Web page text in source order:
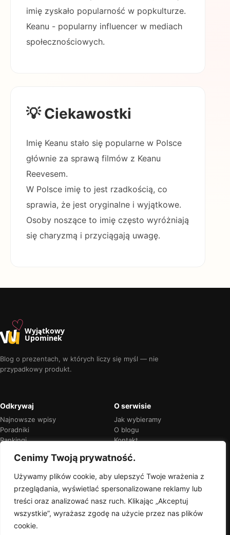
Cenimy Twoją prywatność.
Używamy plików cookie, aby ulepszyć Twoje wrażenia z
przeglądania, wyświetlać spersonalizowane reklamy lub
treści oraz analizować nasz ruch. Klikając „Akceptuj
wszystkie”, wyrażasz zgodę na użycie przez nas plików
cookie.
imię zyskało popularność w popkulturze.
Keanu - popularny influencer w mediach
społecznościowych.
💡 Ciekawostki
Imię Keanu stało się popularne w Polsce
głównie za sprawą filmów z Keanu
Reevesem.
W Polsce imię to jest rzadkością, co
sprawia, że jest oryginalne i wyjątkowe.
Osoby noszące to imię często wyróżniają
się charyzmą i przyciągają uwagę.
u♡Wyjątkowy
Upominek
Blog o prezentach, w których liczy się myśl — nie
przypadkowy produkt.
Odkrywaj
Najnowsze wpisy
Poradniki
Rankingi
O serwisie
Jak wybieramy
O blogu
Kontakt
Przejrzyste rekomendacje
zawsze oznaczymy je wprost.